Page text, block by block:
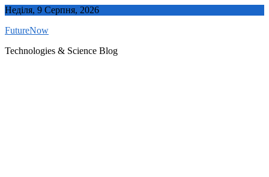
Skip
content
Неділя, 9 Серпня, 2026
FutureNow
Technologies & Science Blog